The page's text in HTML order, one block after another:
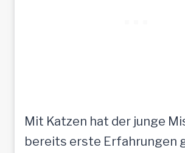
Mit Katzen hat der junge
bereits erste Erfahrungen